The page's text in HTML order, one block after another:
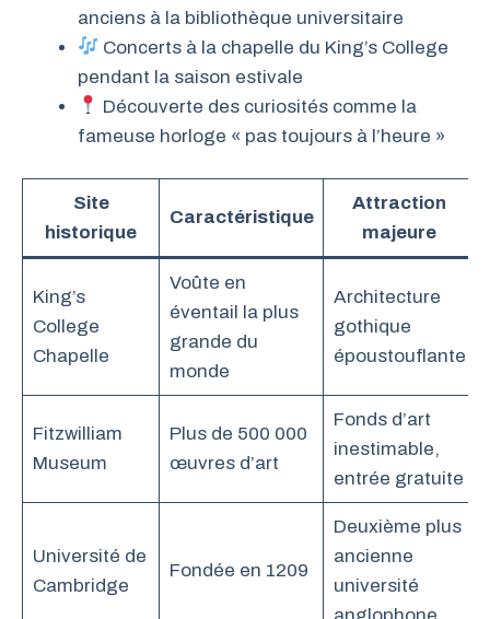
anciens à la bibliothèque universitaire
Concerts à la chapelle du King’s College
pendant la saison estivale
Découverte des curiosités comme la
fameuse horloge « pas toujours à l’heure »
Site
historique
Caractéristique
Attraction
majeure
King’s
College
Chapelle
Voûte en
éventail la plus
grande du
monde
Architecture
gothique
époustouflante
Fitzwilliam
Museum
Plus de 500 000
œuvres d’art
Fonds d’art
inestimable,
entrée gratuite
Université de
Cambridge
Fondée en 1209
Deuxième plus
ancienne
université